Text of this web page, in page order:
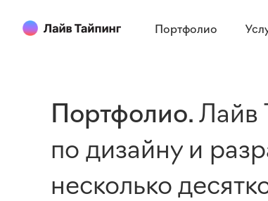
Портфолио
Портфолио Лайв
по дизайну и
несколько